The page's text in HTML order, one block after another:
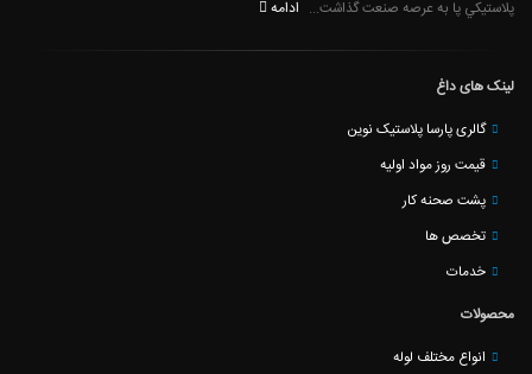
پلاستيكي پا به عرصه صنعت گذاشت... ادامه
لینک های داغ
گالری پارسا پلاستیک نوین
قیمت روز مواد اولیه
پشت صحنه کار
تخصص ها
خدمات
محصولات
انواع مختلف لوله